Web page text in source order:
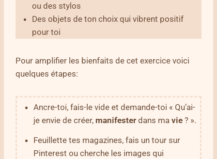
ou des stylos
Des objets de ton choix qui vibrent positif
pour toi
Pour amplifier les bienfaits de cet exercice voici
quelques étapes:
Ancre-toi, fais-le vide et demande-toi « Qu’ai-
je envie de créer, manifester dans ma vie ? ».
Feuillette tes magazines, fais un tour sur
Pinterest ou cherche les images qui